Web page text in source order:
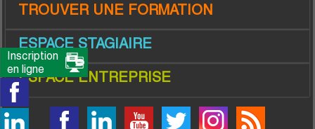
TROUVER UNE FORMATION
ESPACE STAGIAIRE
ESPACE ENTREPRISE
Inscription
en ligne